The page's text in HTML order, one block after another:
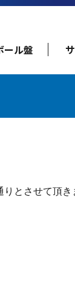
ール盤
とさせて頂き